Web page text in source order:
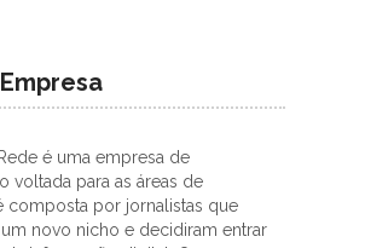
é uma empresa de
voltada para as áreas de
composta por jornalistas que
novo nicho e decidiram entrar